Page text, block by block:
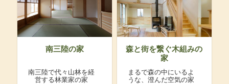
南三陸の家
南三陸で代々山林を経
営する林業家の家
森と街を繋ぐ木組みの
家
まるで森の中にいるよ
うな、澄んだ空気の家